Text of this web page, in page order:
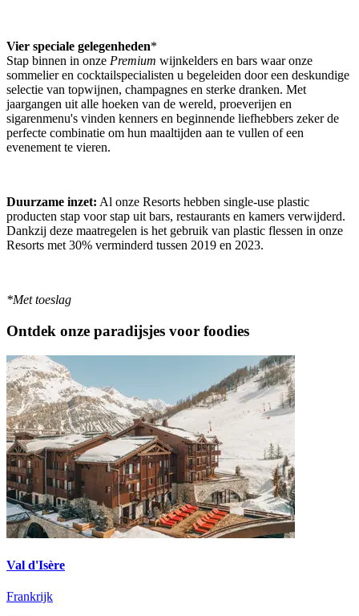
Vier speciale gelegenheden*
Stap binnen in onze Premium wijnkelders en bars waar onze
sommelier en cocktailspecialisten u begeleiden door een deskundige
selectie van topwijnen, champagnes en sterke dranken. Met
jaargangen uit alle hoeken van de wereld, proeverijen en
sigarenmenu's vinden kenners en beginnende liefhebbers zeker de
perfecte combinatie om hun maaltijden aan te vullen of een
evenement te vieren.
Duurzame inzet: Al onze Resorts hebben single-use plastic
producten stap voor stap uit bars, restaurants en kamers verwijderd.
Dankzij deze maatregelen is het gebruik van plastic flessen in onze
Resorts met 30% verminderd tussen 2019 en 2023.
*Met toeslag
Ontdek onze paradijsjes voor foodies
Val d'Isère
Frankrijk